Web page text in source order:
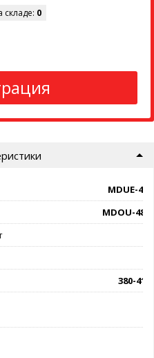
складе: 0
MDUE-
MDOU-
380-